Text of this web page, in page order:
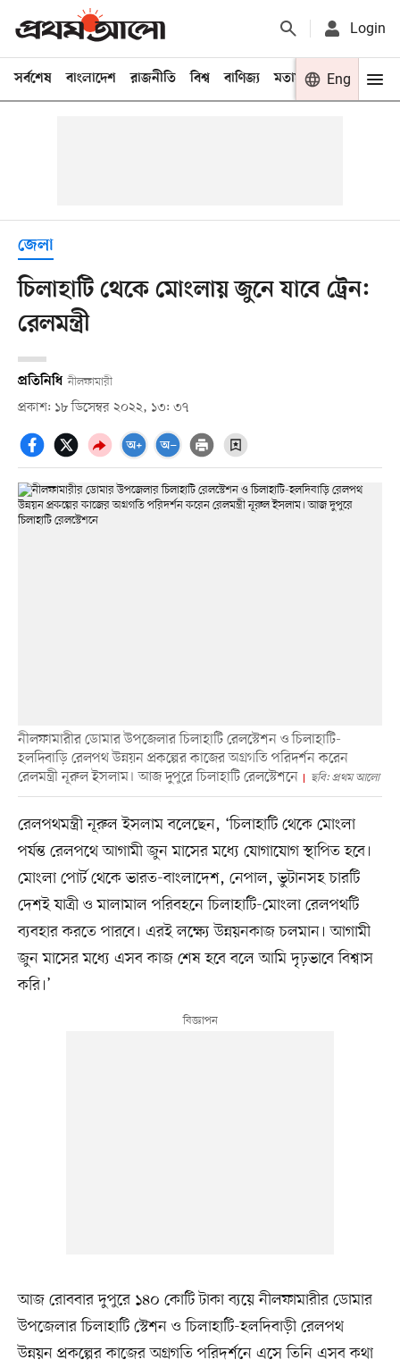
Login
সর্বশেষ বাংলাদেশ রাজনীতি বিশ্ব বাণিজ্য মতামত খেলা
Eng
জেলা
চিলাহাটি থেকে মোংলায় জুনে যাবে ট্রেন:
রেলমন্ত্রী
প্রতিনিধি নীলফামারী
প্রকাশ: ১৮ ডিসেম্বর ২০২২, ১৩: ৩৭
নীলফামারীর ডোমার উপজেলার চিলাহাটি রেলস্টেশন ও চিলাহাটি-
হলদিবাড়ি রেলপথ উন্নয়ন প্রকল্পের কাজের অগ্রগতি পরিদর্শন করেন
রেলমন্ত্রী নূরুল ইসলাম। আজ দুপুরে চিলাহাটি রেলস্টেশনে
ছবি: প্রথম আলো
রেলপথমন্ত্রী নূরুল ইসলাম বলেছেন, ‘চিলাহাটি থেকে মোংলা
পর্যন্ত রেলপথে আগামী জুন মাসের মধ্যে যোগাযোগ স্থাপিত হবে।
মোংলা পোর্ট থেকে ভারত-বাংলাদেশ, নেপাল, ভুটানসহ চারটি
দেশই যাত্রী ও মালামাল পরিবহনে চিলাহাটি-মোংলা রেলপথটি
ব্যবহার করতে পারবে। এরই লক্ষ্যে উন্নয়নকাজ চলমান। আগামী
জুন মাসের মধ্যে এসব কাজ শেষ হবে বলে আমি দৃঢ়ভাবে বিশ্বাস
করি।’
আজ রোববার দুপুরে ১৪০ কোটি টাকা ব্যয়ে নীলফামারীর ডোমার
উপজেলার চিলাহাটি স্টেশন ও চিলাহাটি-হলদিবাড়ী রেলপথ
উন্নয়ন প্রকল্পের কাজের অগ্রগতি পরিদর্শনে এসে তিনি এসব কথা